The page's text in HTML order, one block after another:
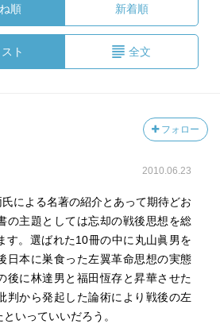
順 新着順
スト 全文
フォロー
2010.06.23
による名著の紹介とあって期待どお
の主題としては忘却の戦後思想を総
す。選ばれた10冊の中に丸山眞男を
日本に巣食った左翼革命思想の実態
後に林達男と福田恆存と昇華させた
判から発起した論術により戦後の左
いっていいだろう。